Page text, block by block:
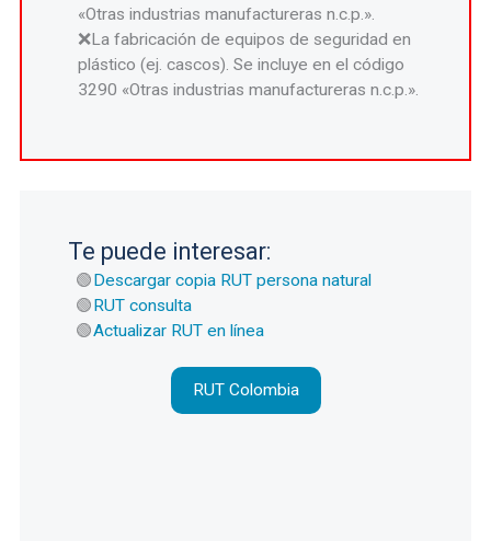
«Otras industrias manufactureras n.c.p.».
La fabricación de equipos de seguridad en
plástico (ej. cascos). Se incluye en el código
3290 «Otras industrias manufactureras n.c.p.».
Te puede interesar:
Descargar copia RUT persona natural
RUT consulta
Actualizar RUT en línea
RUT Colombia